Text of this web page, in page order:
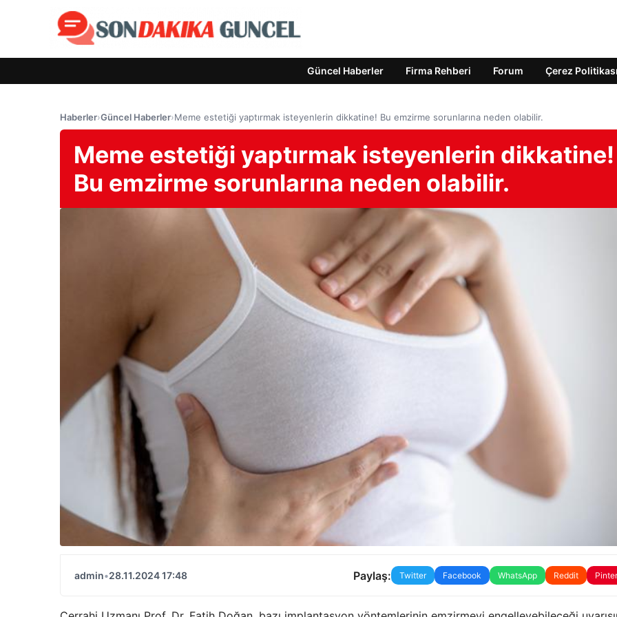
Güncel Haberler Firma Rehberi Forum Çerez Politikası
Haberler›Güncel Haberler›Meme estetiği yaptırmak isteyenlerin dikkatine! Bu emzirme sorunlarına neden olabilir.
Meme estetiği yaptırmak isteyenlerin dikkatine!
Bu emzirme sorunlarına neden olabilir.
admin•28.11.2024 17:48 Paylaş: Twitter Facebook WhatsApp Reddit